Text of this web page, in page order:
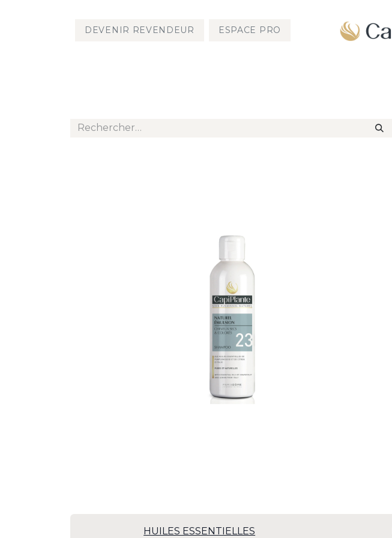
DEVENIR REVENDEUR ESPACE PRO
HUILES ESSENTIELLES